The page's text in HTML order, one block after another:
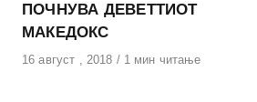
ПОЧНУВА ДЕВЕТТИОТ
МАКЕДОКС
Објавено
16 август , 2018 1 мин читање